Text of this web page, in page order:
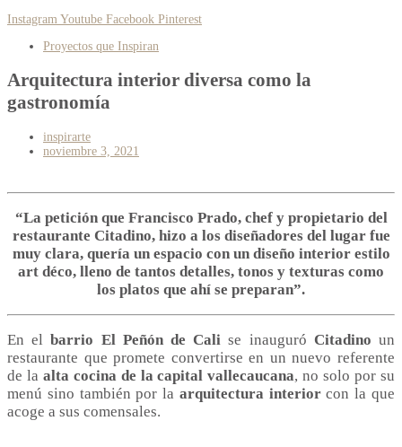
Instagram Youtube Facebook Pinterest
Proyectos que Inspiran
Arquitectura interior diversa como la
gastronomía
inspirarte
noviembre 3, 2021
“La petición que Francisco Prado, chef y propietario del
restaurante Citadino, hizo a los diseñadores del lugar fue
muy clara, quería un espacio con un diseño interior estilo
art déco, lleno de tantos detalles, tonos y texturas como
los platos que ahí se preparan”.
En elbarrio El Peñón de Cali se inauguró Citadino un
restaurante que promete convertirse en un nuevo referente
de la alta cocina de la capital vallecaucana, no solo por su
menú sino también por la arquitectura interiorcon la que
acoge a sus comensales.